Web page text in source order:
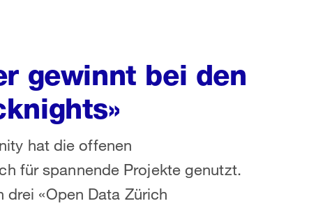
gewinnt bei den
hat die offenen
für spannende Projekte genutzt.
«Open Data Zürich